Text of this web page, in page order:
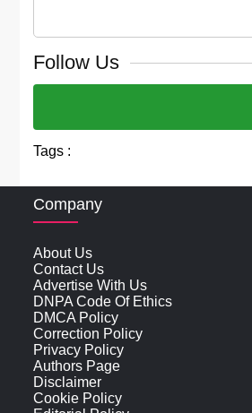
Follow Us
Tags :
Company
About Us
Contact Us
Advertise With Us
DNPA Code Of Ethics
DMCA Policy
Correction Policy
Privacy Policy
Authors Page
Disclaimer
Cookie Policy